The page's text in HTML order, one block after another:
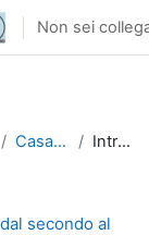
Non sei
Casa di Carte 21 Introduzione
secondo al